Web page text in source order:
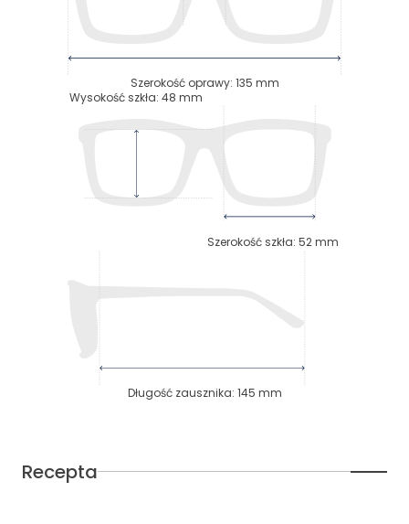
Szerokość oprawy: 135 mm
Wysokość szkła: 48 mm
Szerokość szkła: 52mm
Długość zausznika: 145 mm
Recepta